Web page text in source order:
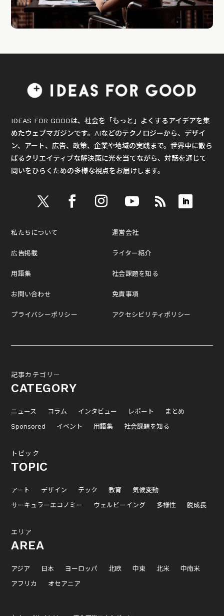
IDEAS FOR GOODは、社会を「もっと」よくするアイデアを集
めたウェブマガジンです。AIなどのテクノロジーから、デザイ
ン、アート、広告、政策、企業や地域の実践まで。世界中に散ら
ばるクリエイティブな解決策に光を当てながら、対話を通じて
問いをひらくための多様な視点をお届けします。
私たちについて
広告掲載
用語集
お問い合わせ
プライバシーポリシー
運営会社
ライター紹介
社会課題を知る
免責事項
アクセシビリティポリシー
記事カテゴリー
CATEGORY
ニュース コラム インタビュー レポート
まとめ
Sponsored
イベント 用語集 社会課題を知る
トピック
TOPIC
アート デザイン テック 教育
気候変動
サーキュラーエコノミー
ウェルビーイング 多様性 脱成長
エリア
AREA
アジア 日本 ヨーロッパ 北欧 中東 北米
中南米
アフリカ
オセアニア